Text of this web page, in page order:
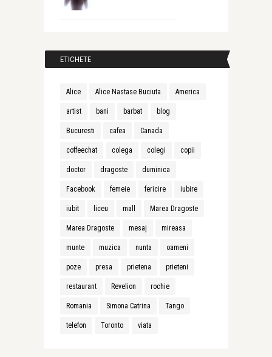
ETICHETE
Alice Alice Nastase Buciuta America
artist bani barbat blog
Bucuresti cafea Canada
coffeechat colega colegi copii
doctor dragoste duminica
Facebook femeie fericire iubire
iubit liceu mall Marea Dragoste
Marea Dragoste mesaj mireasa
munte muzica nunta oameni
poze presa prietena prieteni
restaurant Revelion rochie
Romania Simona Catrina Tango
telefon Toronto viata